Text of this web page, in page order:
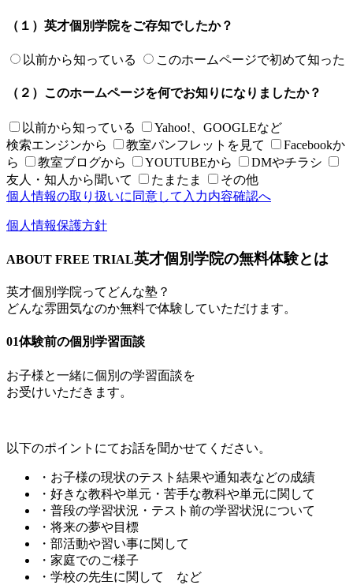
（１）英才個別学院をご存知でしたか？
以前から知っている このホームページで初めて知った
（２）このホームページを何でお知りになりましたか？
以前から知っている
Yahoo!、GOOGLEなど
検索エンジンから
教室パンフレットを見て
Facebookか
ら
教室ブログから YOUTUBEから
DMやチラシ
友人・知人から聞いて
たまたま
その他
個人情報の取り扱いに同意して 入力内容確認へ
個人情報保護方針
ABOUT FREE TRIAL英才個別学院の無料体験とは
英才個別学院ってどんな塾？
どんな雰囲気なのか無料で体験していただけます。
01体験前の個別学習面談
お子様と一緒に個別の学習面談を
お受けいただきます。
以下のポイントにてお話を聞かせてください。
・お子様の現状のテスト結果や通知表などの成績
・好きな教科や単元・苦手な教科や単元に関して
・普段の学習状況・テスト前の学習状況について
・将来の夢や目標
・部活動や習い事に関して
・家庭でのご様子
・学校の先生に関して など